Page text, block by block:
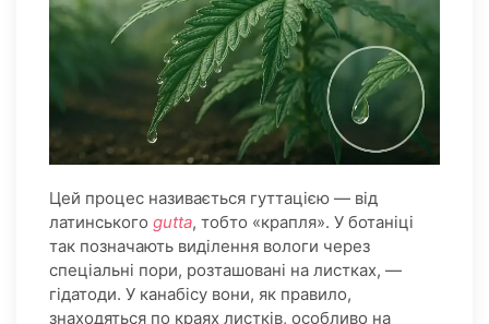
Цей процес називається гуттацією — від
латинського gutta, тобто «крапля». У ботаніці
так позначають виділення вологи через
спеціальні пори, розташовані на листках, —
гідатоди. У канабісу вони, як правило,
знаходяться по краях листків, особливо на